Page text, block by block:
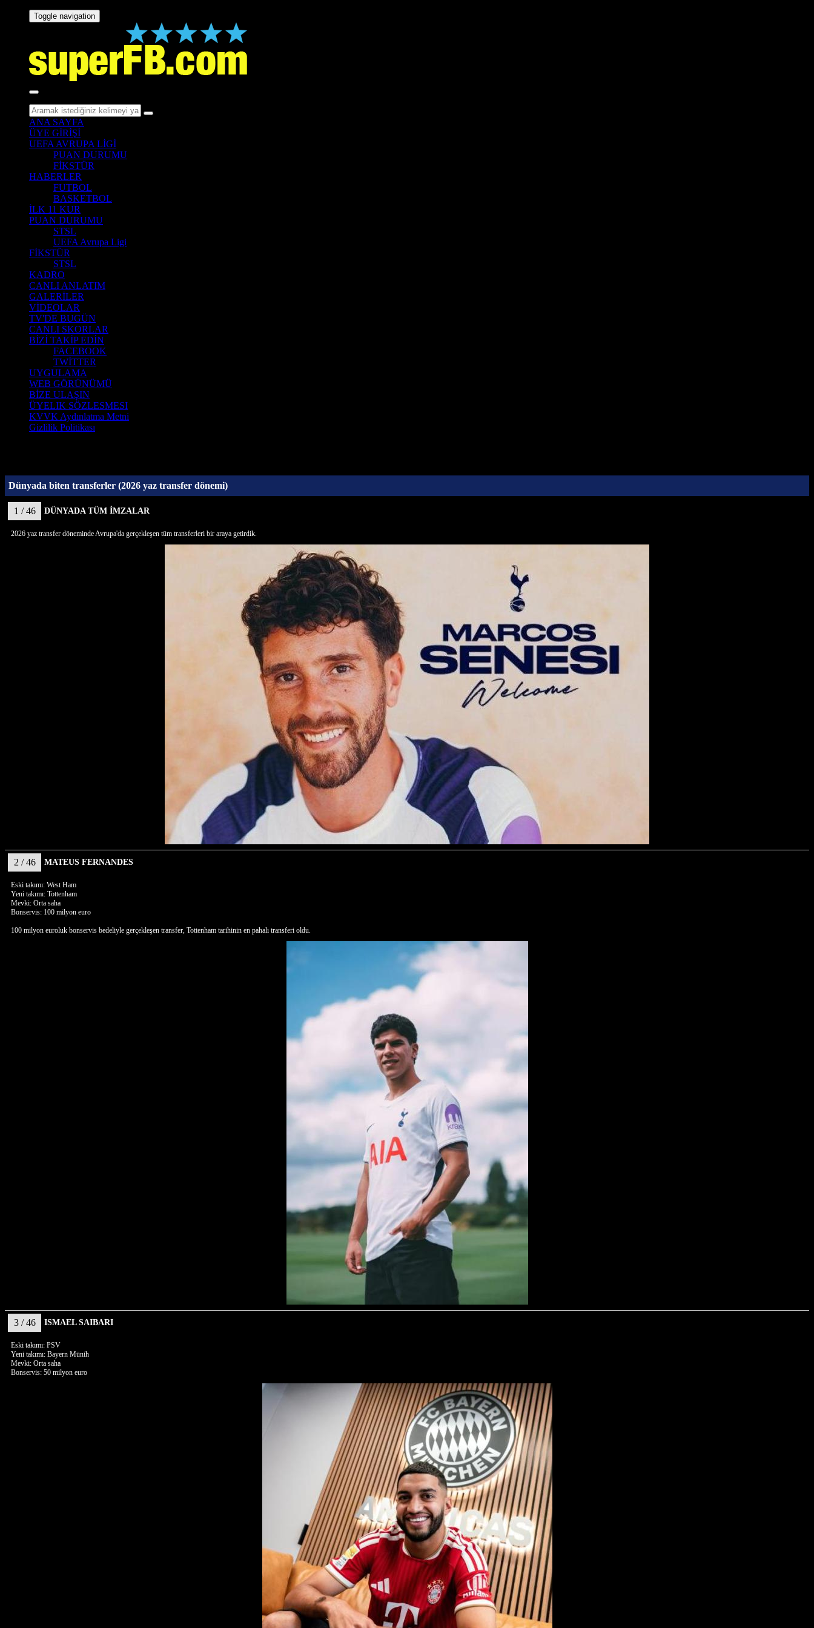
Toggle navigation
ANA SAYFA
ÜYE GİRİŞİ
UEFA AVRUPA LİGİ
PUAN DURUMU
FİKSTÜR
HABERLER
FUTBOL
BASKETBOL
İLK 11 KUR
PUAN DURUMU
STSL
UEFA Avrupa Ligi
FİKSTÜR
STSL
KADRO
CANLI ANLATIM
GALERİLER
VİDEOLAR
TV'DE BUGÜN
CANLI SKORLAR
BİZİ TAKİP EDİN
FACEBOOK
TWİTTER
UYGULAMA
WEB GÖRÜNÜMÜ
BİZE ULAŞIN
ÜYELIK SÖZLESMESI
KVVK Aydınlatma Metni
Gizlilik Politikası
Dünyada biten transferler (2026 yaz transfer dönemi)
1 / 46 DÜNYADA TÜM İMZALAR
2026 yaz transfer döneminde Avrupa'da gerçekleşen tüm transferleri bir araya getirdik.
2 / 46 MATEUS FERNANDES
Eski takımı: West Ham
Yeni takımı: Tottenham
Mevki: Orta saha
Bonservis: 100 milyon euro
100 milyon euroluk bonservis bedeliyle gerçekleşen transfer, Tottenham tarihinin en pahalı transferi oldu.
3 / 46 ISMAEL SAIBARI
Eski takımı: PSV
Yeni takımı: Bayern Münih
Mevki: Orta saha
Bonservis: 50 milyon euro